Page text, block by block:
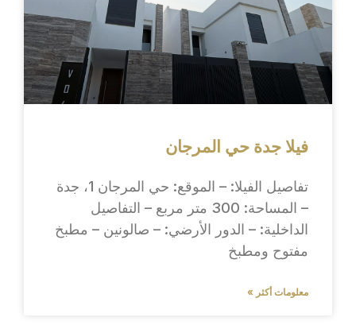
فيلا جدة حي المرجان
تفاصيل الفيلا: – الموقع: حي المرجان 1، جدة
– المساحة: 300 متر مربع – التفاصيل
الداخلية: – الدور الأرضي: – صالونين – مطبخ
مفتوح ومطبخ
معلومات أكثر »